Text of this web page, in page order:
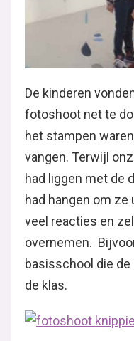
De kinderen
fotoshoot net te
het stampen
vangen. Terwijl
had liggen met de
had hangen om ze
veel reacties en
overnemen.
basisschool die
de klas.